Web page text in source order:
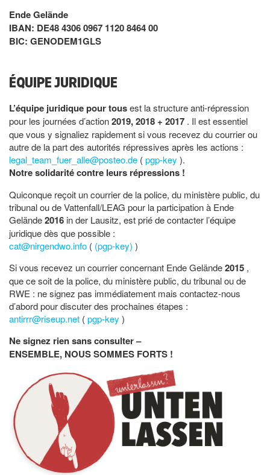
Ende Gelände
IBAN: DE48 4306 0967 1120 8464 00
BIC: GENODEM1GLS
ÉQUIPE JURIDIQUE
L’équipe juridique pour tousest la structure anti-répression
pour les journées d’action2019, 2018 + 2017 . Il est essentiel
que vous y signaliez rapidement si vous recevez du courrier ou
autre de la part des autorités répressives après les actions :
legal_team_fuer_alle@posteo.de (pgp-key ).
Notre solidarité contre leurs répressions !
Quiconque reçoit un courrier de la police, du ministère public, du
tribunal ou de Vattenfall/LEAG pour la participation à Ende
Gelände2016 in der Lausitz, est prié de contacter l’équipe
juridique dès que possible :
cat@nirgendwo.info ( (pgp-key) )
Si vous recevez un courrier concernant Ende Gelände2015 ,
que ce soit de la police, du ministère public, du tribunal ou de
RWE : ne signez pas immédiatement mais contactez-nous
d’abord pour discuter des prochaines étapes :
antirrr@riseup.net (pgp-key )
Ne signez rien sans consulter –
ENSEMBLE, NOUS SOMMES FORTS !